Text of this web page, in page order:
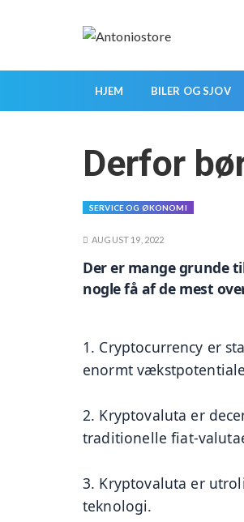
p
o
HJEM BILER OG SJOV
Derfor
SERVICE OG ØKONOMI
AUGUST 19, 2022
Der er mange grunde
nogle få af de mest
1. Cryptocurrency er
enormt
2. Kryptovaluta er
traditionelle fiat-
3. Kryptovaluta er
teknologi.